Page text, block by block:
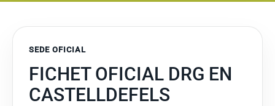
SEDE OFICIAL
FICHET OFICIAL DRG EN
CASTELLDEFELS